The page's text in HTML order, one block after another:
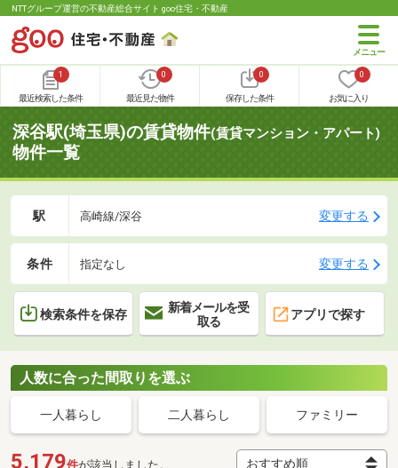
NTTグループ運営の不動産総合サイト goo住宅・不動産
1
最近検索した条件
0
最近見た物件
0
保存した条件
0
お気に入り
深谷駅(埼玉県)の賃貸物件(賃貸マンション・アパート)
物件一覧
駅 高崎線/深谷 変更する
条件 指定なし 変更する
検索条件を保存
新着メールを受
取る
アプリで探す
人数に合った間取りを選ぶ
一人暮らし 二人暮らし ファミリー
5,179件が該当しました。